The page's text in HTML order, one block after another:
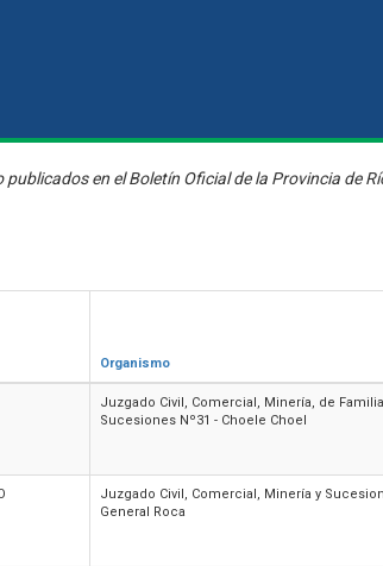
en el Boletín Oficial de la Provincia de
Organismo
Juzgado Civil, Comercial, Minería, de
Sucesiones Nº31 - Choele Choel
Juzgado Civil, Comercial, Minería y
General Roca